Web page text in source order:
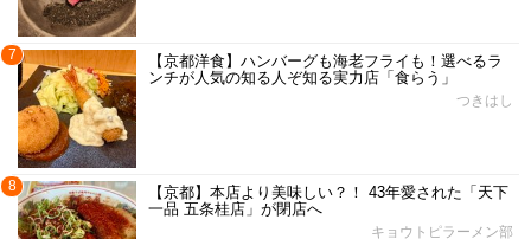
7
【京都洋食】ハンバーグも海老フライも！選べるラ
ンチが人気の知る人ぞ知る実力店「食らう」
つきはし
8
【京都】本店より美味しい？！ 43年愛された「天下
一品 五条桂店」が閉店へ
キョウトピラーメン部